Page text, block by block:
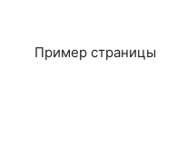
Пример страницы